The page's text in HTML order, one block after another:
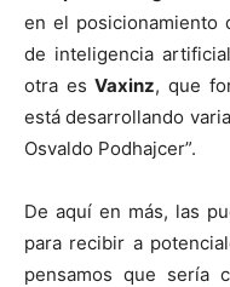
en el posicionamiento
de inteligencia
otra esVaxinz, que
está desarrollando
Osvaldo Podhajcer”.
De aquí en más, las
para recibir a
pensamos que sería